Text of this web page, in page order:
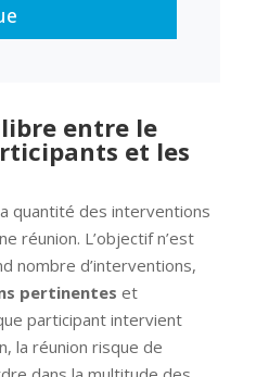
entre le
et les
quantité des interventions
réunion. L’objectif n’est
nombre d’interventions,
pertinentes et
participant intervient
la réunion risque de